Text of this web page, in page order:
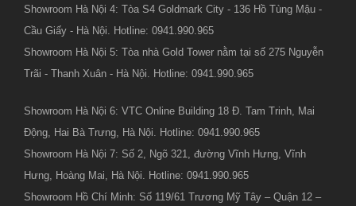
Showroom Hà Nội 4: Tòa S4 Goldmark City - 136 Hồ Tùng Mậu -
Cầu Giấy - Hà Nội. Hotline: 0941.990.965
Showroom Hà Nội 5: Tòa nhà Gold Tower nằm tại số 275 Nguyễn
Trãi - Thanh Xuân - Hà Nội. Hotline: 0941.990.965
Showroom Hà Nội 6: VTC Online Building 18 Đ. Tam Trinh, Mai
Động, Hai Bà Trưng, Hà Nội. Hotline: 0941.990.965
Showroom Hà Nội 7: Số 2, Ngõ 321, đường Vĩnh Hưng, Vĩnh
Hưng, Hoàng Mai, Hà Nội. Hotline: 0941.990.965
Showroom Hồ Chí Minh: Số 119/61 Trương Mỹ Tây – Quận 12 –